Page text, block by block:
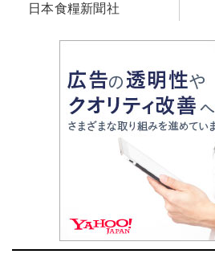
日本食糧新聞社